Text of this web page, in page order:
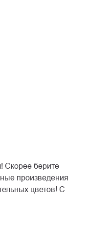
Скорее берите
произведения
цветов! С